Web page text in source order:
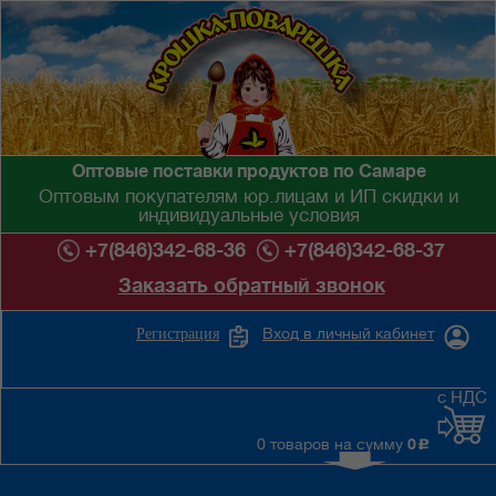
Оптовые поставки продуктов по Самаре
Оптовым покупателям юр.лицам и ИП скидки и
индивидуальные условия
+7(846)342-68-36
+7(846)342-68-37
Заказать обратный звонок
Вход в личный кабинет
Регистрация
0 товаров на сумму 0 c
с НДС